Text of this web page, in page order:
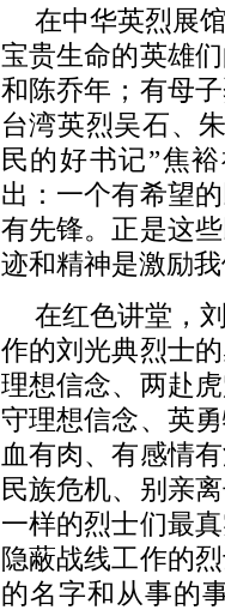
在中华英烈展
宝贵生命的英雄
和陈乔年；有母
台湾英烈吴石、
民的好书记”焦
出：一个有希望
有先锋。正是这
迹和精神是激励
在红色讲堂，
作的刘光典烈士
理想信念、两赴
守理想信念、英
血有肉、有感情
民族危机、别亲
一样的烈士们最
隐蔽战线工作的
的名字和从事的